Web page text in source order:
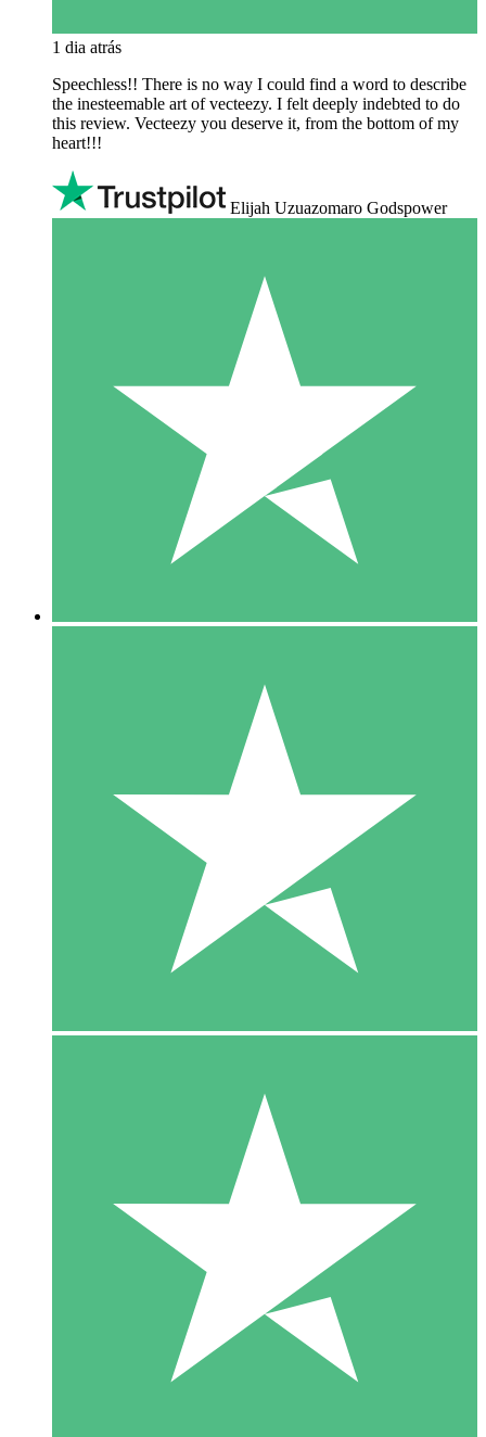
1 dia atrás
Speechless!! There is no way I could find a word to describe
the inesteemable art of vecteezy. I felt deeply indebted to do
this review. Vecteezy you deserve it, from the bottom of my
heart!!!
Elijah Uzuazomaro Godspower